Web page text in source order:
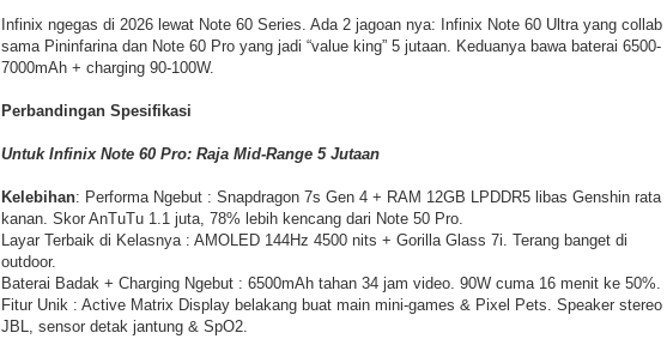
Infinix ngegas di 2026 lewat Note 60 Series. Ada 2 jagoan nya: Infinix Note 60 Ultra yang collab
sama Pininfarina dan Note 60 Pro yang jadi “value king” 5 jutaan. Keduanya bawa baterai 6500-
7000mAh + charging 90-100W.
Perbandingan Spesifikasi
Untuk Infinix Note 60 Pro: Raja Mid-Range 5 Jutaan
Kelebihan: Performa Ngebut : Snapdragon 7s Gen 4 + RAM 12GB LPDDR5 libas Genshin rata
kanan. Skor AnTuTu 1.1 juta, 78% lebih kencang dari Note 50 Pro.
Layar Terbaik di Kelasnya : AMOLED 144Hz 4500 nits + Gorilla Glass 7i. Terang banget di
outdoor.
Baterai Badak + Charging Ngebut : 6500mAh tahan 34 jam video. 90W cuma 16 menit ke 50%.
Fitur Unik : Active Matrix Display belakang buat main mini-games & Pixel Pets. Speaker stereo
JBL, sensor detak jantung & SpO2.